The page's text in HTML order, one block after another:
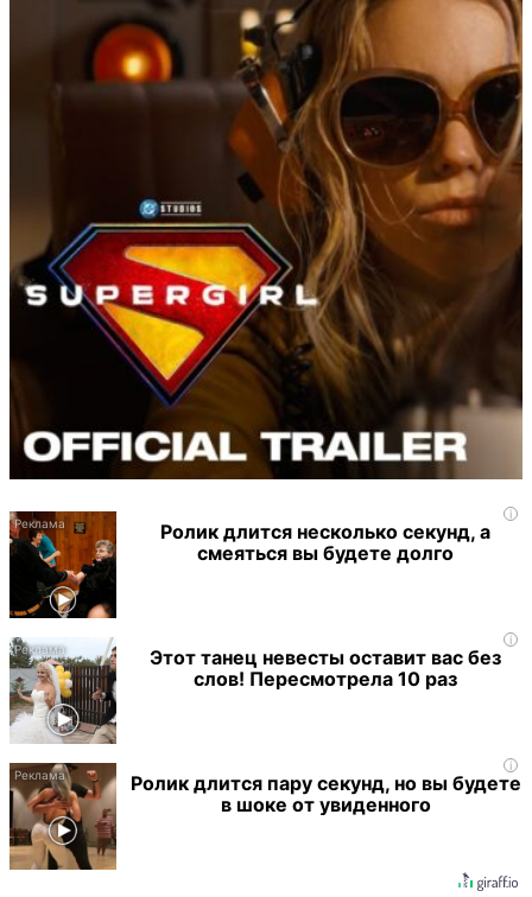
i
Ролик длится несколько секунд, а
смеяться вы будете долго
i
Этот танец невесты оставит вас без
слов! Пересмотрела 10 раз
i
Ролик длится пару секунд, но вы будете
в шоке от увиденного